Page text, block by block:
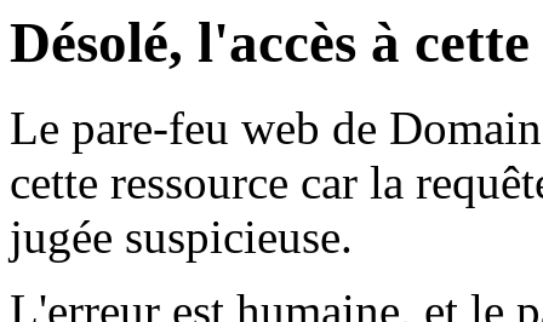
Désolé, l'accès à
Le pare-feu web de
cette ressource car la
jugée suspicieuse.
L'erreur est humaine, et le